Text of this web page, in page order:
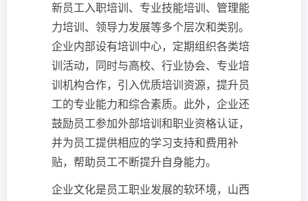
新员工入职培训、专业技能培训、管理能
力培训、领导力发展等多个层次和类别。
企业内部设有培训中心，定期组织各类培
训活动，同时与高校、行业协会、专业培
训机构合作，引入优质培训资源，提升员
工的专业能力和综合素质。此外，企业还
鼓励员工参加外部培训和职业资格认证，
并为员工提供相应的学习支持和费用补
贴，帮助员工不断提升自身能力。
企业文化是员工职业发展的软环境，山西